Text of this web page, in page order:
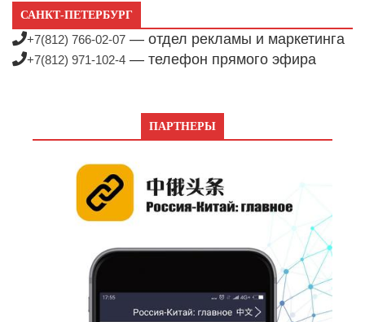
САНКТ-ПЕТЕРБУРГ
+7(812) 766-02-07 — отдел рекламы и маркетинга
+7(812) 971-102-4 — телефон прямого эфира
ПАРТНЕРЫ